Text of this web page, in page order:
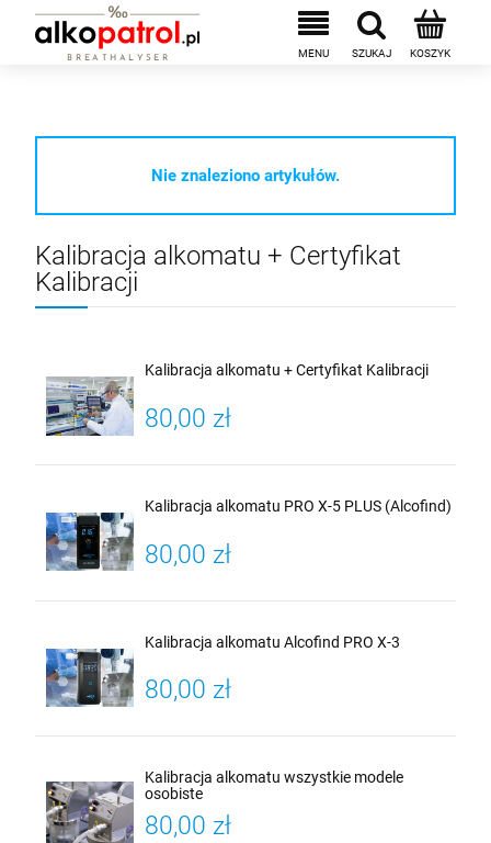
Nie znaleziono artykułów.
Kalibracja alkomatu + Certyfikat
Kalibracji
Kalibracja alkomatu + Certyfikat Kalibracji
80,00 zł
Kalibracja alkomatu PRO X-5 PLUS (Alcofind)
80,00 zł
Kalibracja alkomatu Alcofind PRO X-3
80,00 zł
Kalibracja alkomatu wszystkie modele
osobiste
80,00 zł